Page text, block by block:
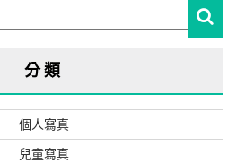
分類
個人寫真
兒童寫真